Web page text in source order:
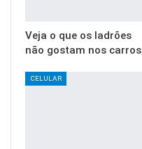
Veja o que os ladrões
não gostam nos carros
CELULAR